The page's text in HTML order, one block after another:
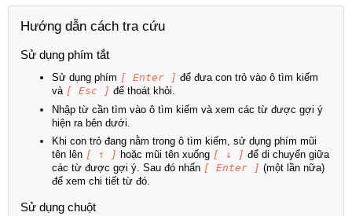
Hướng dẫn cách tra cứu
Sử dụng phím tắt
Sử dụng phím [ Enter ] để đưa con trỏ vào ô tìm kiếm
và [ Esc ] để thoát khỏi.
Nhập từ cần tìm vào ô tìm kiếm và xem các từ được gợi ý
hiện ra bên dưới.
Khi con trỏ đang nằm trong ô tìm kiếm, sử dụng phím mũi
tên lên [ ↑ ] hoặc mũi tên xuống [ ↓ ] để di chuyển giữa
các từ được gợi ý. Sau đó nhấn [ Enter ] (một lần nữa)
để xem chi tiết từ đó.
Sử dụng chuột